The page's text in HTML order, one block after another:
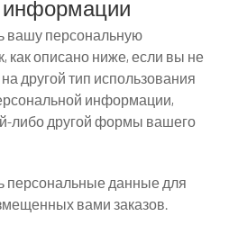
информации
вашу персональную
как описано ниже, если вы не
другой тип использования
информации,
либо другой формы вашего
персональные данные для
вами заказов.